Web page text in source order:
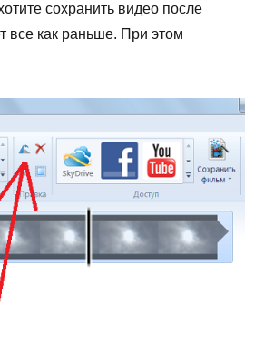
сохранить видео после
все как раньше. При этом